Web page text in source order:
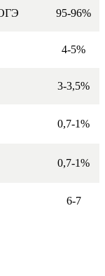
95-96%
4-5%
3-3,5%
0,7-1%
0,7-1%
6-7